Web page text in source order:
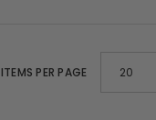
ITEMS PER PAGE 20